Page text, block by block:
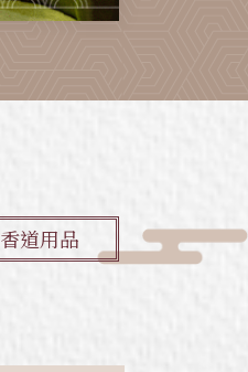
香道用品